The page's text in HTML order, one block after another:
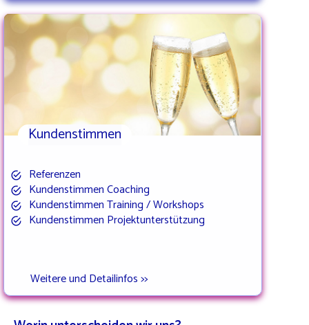
Kundenstimmen
Referenzen
Kundenstimmen Coaching
Kundenstimmen Training / Workshops
Kundenstimmen Projektunterstützung
Weitere und Detailinfos >>